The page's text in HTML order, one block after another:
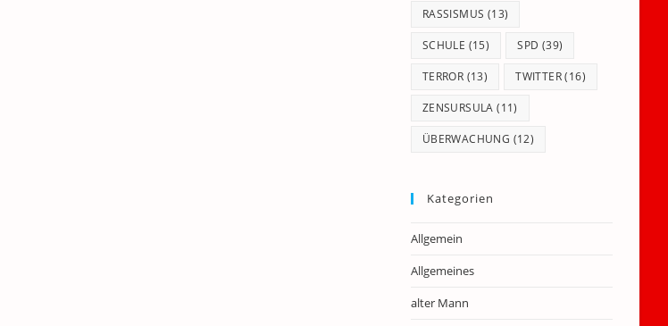
RASSISMUS (13)
SCHULE (15) SPD (39)
TERROR (13) TWITTER(16)
ZENSURSULA (11)
ÜBERWACHUNG (12)
Kategorien
Allgemein
Allgemeines
alter Mann